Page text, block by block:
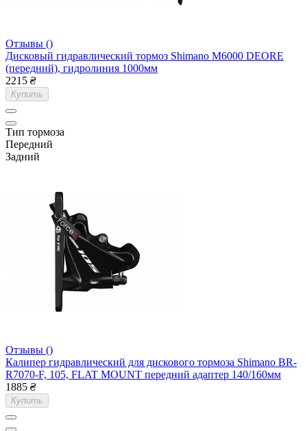
Отзывы ()
Дисковый гидравлический тормоз Shimano M6000 DEORE
(передний), гидролиния 1000мм
2215 ₴
Купить
Тип тормоза
Передний
Задний
Отзывы ()
Калипер гидравлический для дискового тормоза Shimano BR-
R7070-F, 105, FLAT MOUNT передний адаптер 140/160мм
1885 ₴
Купить